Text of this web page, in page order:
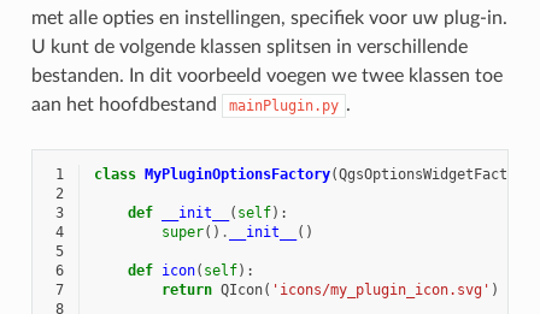
met alle opties en instellingen, specifiek voor uw plug-in.
U kunt de volgende klassen splitsen in verschillende
bestanden. In dit voorbeeld voegen we twee klassen toe
aan het hoofdbestand
mainPlugin.py .
1 class MyPluginOptionsFactory(QgsOptionsWidgetFactory
2
3
def __init__ ( self):
4
super() . __init__
()
5
6
def icon( self):
7
return QIcon( 'icons/my_plugin_icon.svg' )
8